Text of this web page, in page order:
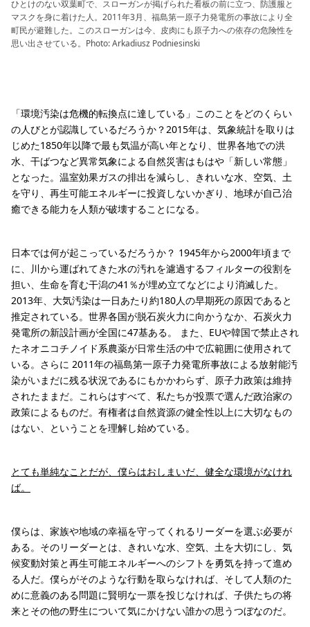
ひとけのない双葉町で、スローガンが掲げられた看板の前に立つ、防護服と
マスクを身に着けた人。2011年3月、福島第一原子力発電所の事故により全
町民が避難した。このスローガンは今、皮肉にも原子力への依存の危険性を
思い出させている。Photo: Arkadiusz Podniesinski
「環境汚染は危機的転換点に達している」このことをどのくらい
の人びとが認識しているだろうか？2015年は、気象統計を取りは
じめた1850年以降で最も気温が高い年となり、世界各地での洪
水、干ばつなど異常気象による自然災害はもはや「新しい常態」
となった。温室効果ガスの排出を減らし、きれいな水、空気、土
を守り、再生可能エネルギーに投資しないかぎり、地球が自己治
癒できる能力を人類が破壊することになる。
日本では何が起こっているだろうか？ 1945年から2000年頃まで
に、川から運ばれてきた水の汚れを濾過するフィルターの役割を
担い、生命を育む干潟の41％が埋め立てなどにより消滅した。
2013年、大気汚染は一日あたり約180人の早期死の原因であると
推定されている。世界各国が脱石炭火力に向かうなか、石炭火力
発電所の新設計画が全国に47基ある。 また、EUや韓国で禁止され
たネオニコチノイド系農薬が日常生活の中で広範囲に使用されて
いる。さらに 2011年の福島第一原子力発電所事故による放射能汚
染がいまだに残る状況であるにもかかわらず、原子力政策は維持
されたままだ。これらはすべて、私たちが投票で選んだ政治家の
政策によるものだ。有権者は自然資源の健全性以上に大切なもの
はない、ということを理解し始めている。
とても単純なことだが、僕らはおしまいだ、健全な環境がなけれ
ば。
僕らは、家族や地域の幸福を守ってくれるリーダーを選ぶ必要が
ある。そのリーダーとは、きれいな水、空気、土を大切にし、気
候変動対策と再生可能エネルギーへのシフトを勇気を持って進め
る人だ。僕らがそのような行動を取らなければ、そして人類のた
めに意義のある問題に賢明な一票を投じなければ、子供たちの将
来とその他の野生について気にかけない誰かの思うつぼなのだ。